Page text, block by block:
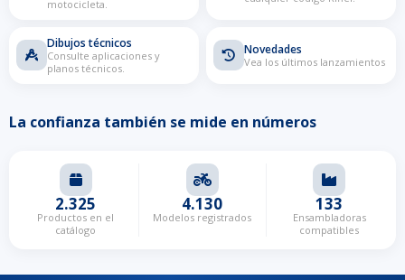
motocicleta.
Dibujos técnicos
Consulte aplicaciones y
planos técnicos.
Novedades
Vea los últimos lanzamientos
La confianza también se mide en números
2.325
Productos en el
catálogo
4.130
Modelos registrados
133
Ensambladoras
compatibles